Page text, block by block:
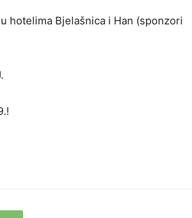
hotelima Bjelašnica i Han (sponzori